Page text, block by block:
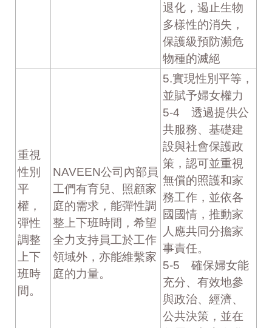
退化，遏止生物
多樣性的消失，
保護級預防瀕危
物種的滅絕
重視
性別
平
權，
彈性
調整
上下
班時
間。
NAVEEN公司內部員
工們有育兒、照顧家
庭的需求，能彈性調
整上下班時間，希望
全力支持員工於工作
領域外，亦能維繫家
庭的力量。
5.實現性別平等，
並賦予婦女權力
5-4 透過提供公
共服務、基礎建
設與社會保護政
策，認可並重視
無償的照護和家
務工作，並依各
國國情，推動家
人應共同分擔家
事責任。
5-5 確保婦女能
充分、有效地參
與政治、經濟、
公共決策，並在